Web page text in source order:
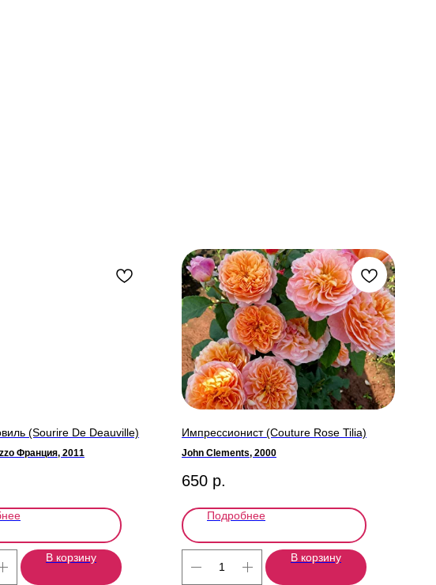
(Sourire De Deauville)
Франция, 2011
В корзину
Импрессионист (Couture Rose Tilia)
John Clements, 2000
650 р.
Подробнее
В корзину